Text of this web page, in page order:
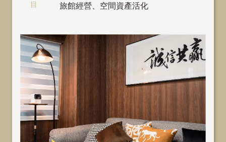
目
旅館經營、空間資產活化